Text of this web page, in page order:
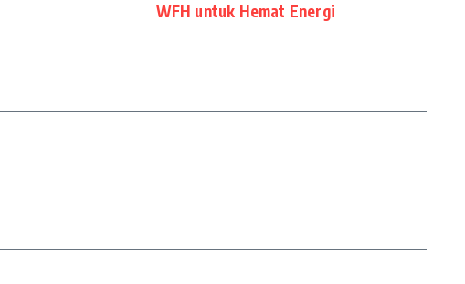
WFH untuk Hemat Energi